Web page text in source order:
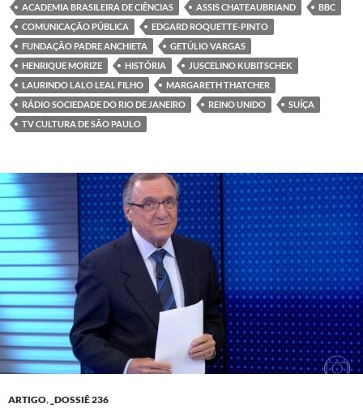
ACADEMIA BRASILEIRA DE CIÊNCIAS ASSIS CHATEAUBRIAND
BBC
COMUNICAÇÃO PÚBLICA
EDGARD ROQUETTE-PINTO
FUNDAÇÃO PADRE ANCHIETA
GETÚLIO VARGAS
HENRIQUE MORIZE
HISTÓRIA
JUSCELINO KUBITSCHEK
LAURINDO LALO LEAL FILHO
MARGARETH THATCHER
RÁDIO SOCIEDADE DO RIO DE JANEIRO
REINO UNIDO
SUÍÇA
TV CULTURA DE SÃO PAULO
ARTIGO, _DOSSIÊ 236